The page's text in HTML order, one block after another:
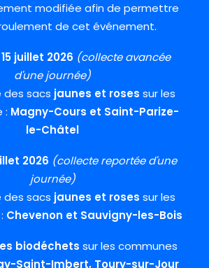
modifiée afin de permettre
de cet événement.
juillet 2026 (collecte avancée
d'une journée)
sacs jaunes et roses sur les
: Magny-Cours et Saint-Parize-
le-Châtel
2026 (collecte reportée d'une
journée)
sacs jaunes et roses sur les
Chevenon et Sauvigny-les-Bois
biodéchets sur les communes
Saint-Imbert, Toury-sur-Jour